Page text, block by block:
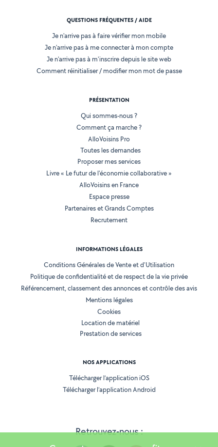
Retrouvez-nous :
QUESTIONS FRÉQUENTES / AIDE
Je n'arrive pas à faire vérifier mon mobile
Je n'arrive pas à me connecter à mon compte
Je n'arrive pas à m'inscrire depuis le site web
Comment réinitialiser / modifier mon mot de passe
PRÉSENTATION
Qui sommes-nous ?
Comment ça marche ?
AlloVoisins Pro
Toutes les demandes
Proposer mes services
Livre « Le futur de l'économie collaborative »
AlloVoisins en France
Espace presse
Partenaires et Grands Comptes
Recrutement
INFORMATIONS LÉGALES
Conditions Générales de Vente et d'Utilisation
Politique de confidentialité et de respect de la vie privée
Référencement, classement des annonces et contrôle des avis
Mentions légales
Cookies
Location de matériel
Prestation de services
NOS APPLICATIONS
Télécharger l’application iOS
Télécharger l’application Android